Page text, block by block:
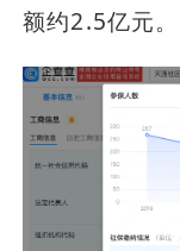
额约2.5亿元。